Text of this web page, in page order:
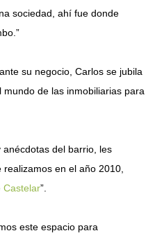
sociedad, ahí fue donde
su negocio, Carlos se jubila
de las inmobiliarias para
del barrio, les
en el año 2010,
Castelar”.
este espacio para